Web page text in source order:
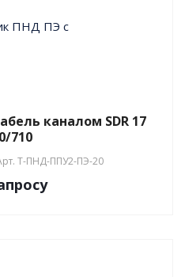
каналом SDR 17
710
T-ПНД-ППУ2-ПЭ-20
росу